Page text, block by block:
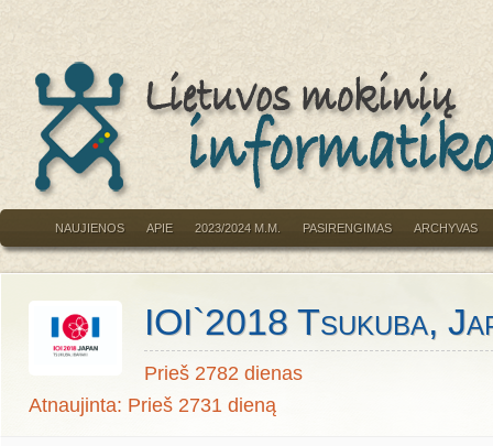
NAUJIENOS APIE 2023/2024 M.M. PASIRENGIMAS ARCHYVAS
IOI`2018 Tsukuba,
Prieš 2782 dienas
Atnaujinta: Prieš 2731 dieną